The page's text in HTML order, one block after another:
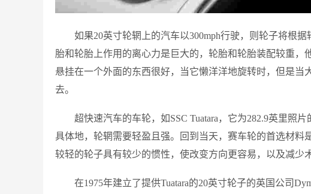
如果20英寸轮辋上的汽车以300mph行驶，则轮子将根
胎和轮胎上作用的离心力是巨大的，轮胎和轮胎装配较重，
悬挂在一个外面的东西很好，当它懒洋洋地旋转时，但是
去。
超快速汽车的车轮，如SSC Tuatara，它为282.9英里照
具体地，轮辋需要轻盈且强。回到当天，赛车轮的首选材
较轻的轮子具有较少的惯性，使改变方向更容易，以及减少
在1975年建立了提供Tuatara的20英寸轮子的英国公司